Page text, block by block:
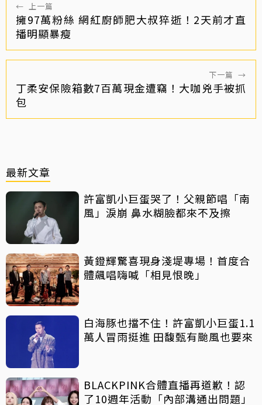
← 上一篇
擁97萬粉絲 網紅廚師肥大叔猝逝！2天前才直
播明顯暴瘦
下一篇 →
丁柔安保險箱數7百萬現金遭竊！大咖兇手被抓
包
最新文章
許富凱小巨蛋哭了！父親節唱「南
風」淚崩 鼻水糊臉都來不及擦
黃鐙輝驚喜現身淺堤專場！首度合
體飆唱嗨喊「相見恨晚」
白海豚也擋不住！許富凱小巨蛋1.1
萬人冒雨挺進 田馥甄有颱風也要來
BLACKPINK合體直播再道歉！認
了10週年活動「內部溝通出問題」